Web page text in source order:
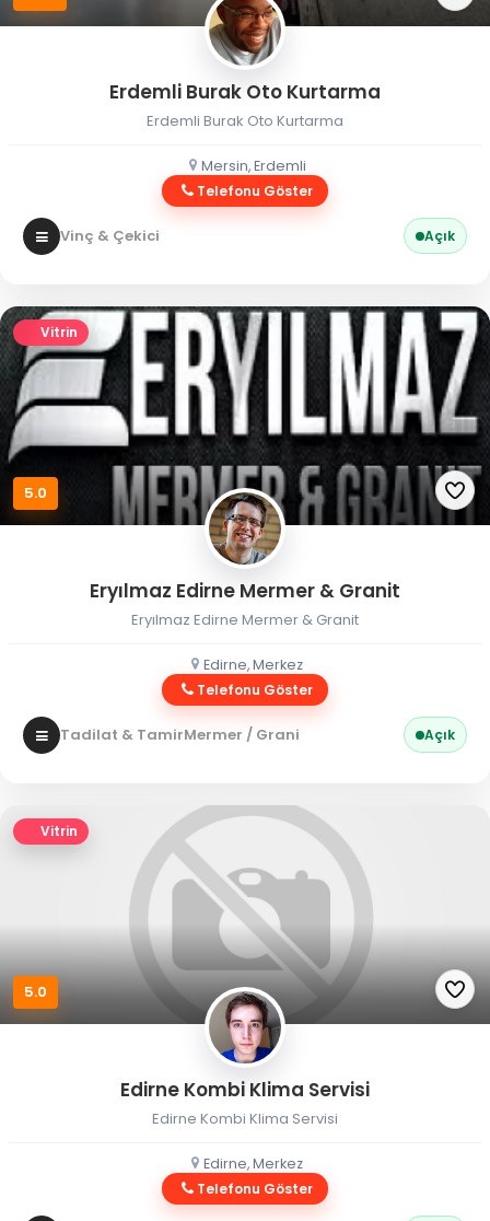
Erdemli Burak Oto Kurtarma
Erdemli Burak Oto Kurtarma
Mersin, Erdemli
Telefonu Göster
Vinç & Çekici Açık
Vitrin
5.0
Eryılmaz Edirne Mermer & Granit
Eryılmaz Edirne Mermer & Granit
Edirne, Merkez
Telefonu Göster
Tadilat & TamirMermer / Granit Açık
Vitrin
5.0
Edirne Kombi Klima Servisi
Edirne Kombi Klima Servisi
Edirne, Merkez
Telefonu Göster